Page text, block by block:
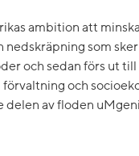
ambition att
som
och sedan förs ut
och
av floden